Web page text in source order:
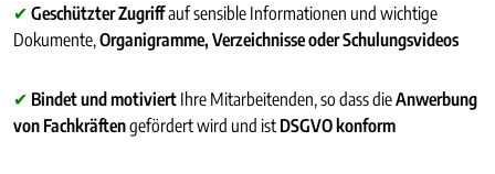
✔ Geschützter Zugriffauf sensible Informationen und wichtige
Dokumente,Organigramme, Verzeichnisse oder Schulungsvideos
✔ Bindet und motiviert Ihre Mitarbeitenden, so dass dieAnwerbung
von Fachkräftengefördert wird und ist DSGVO konform